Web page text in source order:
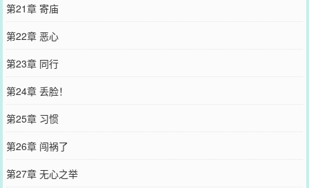
第21章 寄庙
第22章 恶心
第23章 同行
第24章 丢脸！
第25章 习惯
第26章 闯祸了
第27章 无心之举